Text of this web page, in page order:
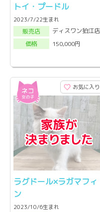
トイ・プードル
2023/7/22生まれ
販売店
ディスワン狛江店
価格
150,000円
お気に入り
ラグドール×ラガマフィ
ン
2023/10/6生まれ